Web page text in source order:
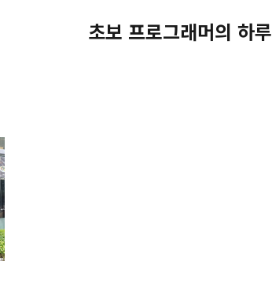
초보 프로그래머의 하루